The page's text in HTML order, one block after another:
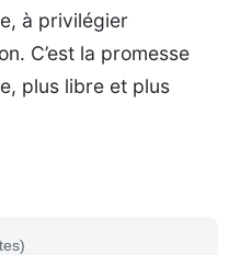
à privilégier
C’est la promesse
plus libre et plus